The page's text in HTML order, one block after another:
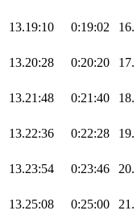
13.19:10 0:19:02 16.
13.20:28 0:20:20 17.
13.21:48 0:21:40 18.
13.22:36 0:22:28 19.
13.23:54 0:23:46 20.
13.25:08 0:25:00 21.